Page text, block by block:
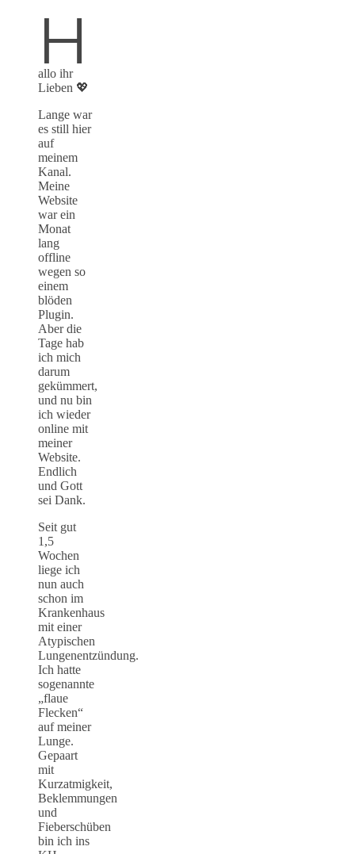
H
allo ihr
Lieben 💖
Lange war
es still hier
auf
meinem
Kanal.
Meine
Website
war ein
Monat
lang
offline
wegen so
einem
blöden
Plugin.
Aber die
Tage hab
ich mich
darum
gekümmert,
und nu bin
ich wieder
online mit
meiner
Website.
Endlich
und Gott
sei Dank.
Seit gut
1,5
Wochen
liege ich
nun auch
schon im
Krankenhaus
mit einer
Atypischen
Lungenentzündung.
Ich hatte
sogenannte
„flaue
Flecken“
auf meiner
Lunge.
Gepaart
mit
Kurzatmigkeit,
Beklemmungen
und
Fieberschüben
bin ich ins